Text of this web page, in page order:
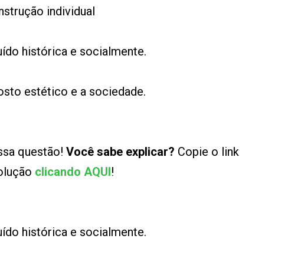
individual
histórica e socialmente.
estético e a sociedade.
questão! Você sabe explicar? Copie o link
clicando AQUI!
histórica e socialmente.